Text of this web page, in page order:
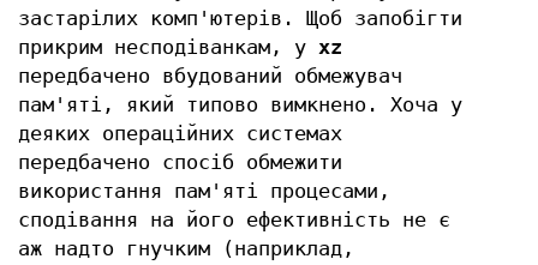
застарілих комп'ютерів. Щоб запобігти
прикрим несподіванкам, у xz
передбачено вбудований обмежувач
пам'яті, який типово вимкнено. Хоча у
деяких операційних системах
передбачено спосіб обмежити
використання пам'яті процесами,
сподівання на його ефективність не є
аж надто гнучким (наприклад,